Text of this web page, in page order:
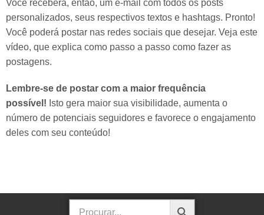
Você receberá, então, um e-mail com todos os posts
personalizados, seus respectivos textos e hashtags. Pronto!
Você poderá postar nas redes sociais que desejar. Veja este
vídeo, que explica como passo a passo como fazer as
postagens.
Lembre-se de postar com a maior frequência
possível! Isto gera maior sua visibilidade, aumenta o
número de potenciais seguidores e favorece o engajamento
deles com seu conteúdo!